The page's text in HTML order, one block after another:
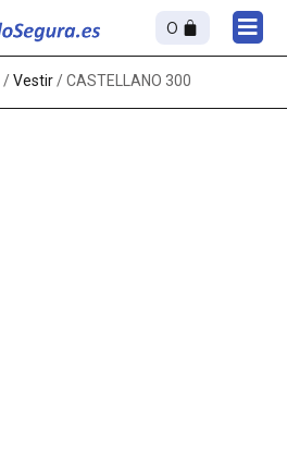
0
/Vestir/ CASTELLANO 300